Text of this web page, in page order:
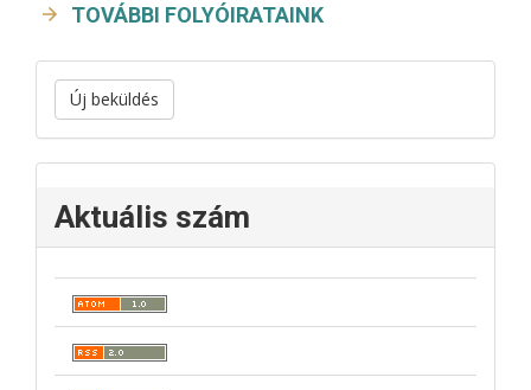
TOVÁBBI FOLYÓIRATAINK
Új beküldés
Aktuális szám